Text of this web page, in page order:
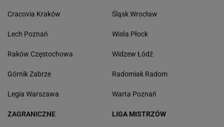
Cracovia Kraków
Lech Poznań
Raków Częstochowa
Górnik Zabrze
Legia Warszawa
Śląsk Wrocław
Wisła Płock
Widzew Łódź
Radomiak Radom
Warta Poznań
ZAGRANICZNE LIGA MISTRZÓW